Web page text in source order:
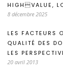
HIGHVALUE,
8 décembre 2025
LES FACTEURS
QUALITÉ DES
LES
20 avril 2013